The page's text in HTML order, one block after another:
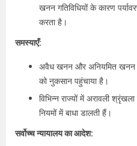
खनन गतिविधियों के कारण
करता है।
समस्याएँ:
अवैध खनन और अनियमित खनन
को नुकसान पहुंचाया है।
विभिन्न राज्यों में अरावली
नियमों में बाधा डालती हैं।
सर्वोच्च न्यायालय का आदेश: